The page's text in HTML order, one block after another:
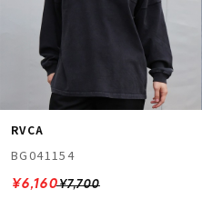
RVCA
BG041154
¥7,700
¥6,160